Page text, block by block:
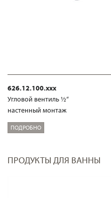
626.12.100.xxx
Угловой вентиль ½“
настенный монтаж
ПОДРОБНО
ПРОДУКТЫ ДЛЯ ВАННЫ